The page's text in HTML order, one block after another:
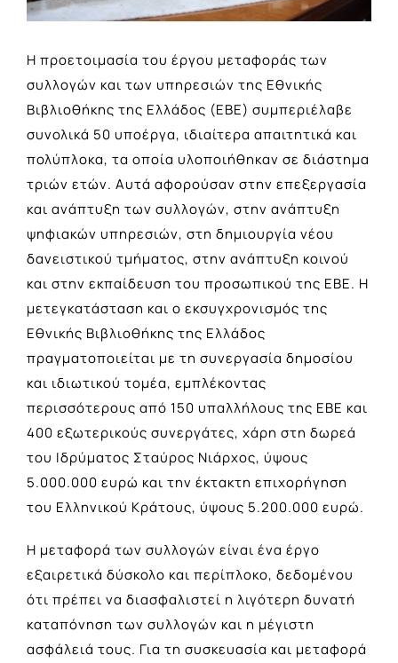
Η προετοιμασία του έργου μεταφοράς των
συλλογών και των υπηρεσιών της Εθνικής
Βιβλιοθήκης της Ελλάδος (ΕΒΕ) συμπεριέλαβε
συνολικά 50 υποέργα, ιδιαίτερα απαιτητικά και
πολύπλοκα, τα οποία υλοποιήθηκαν σε διάστημα
τριών ετών. Αυτά αφορούσαν στην επεξεργασία
και ανάπτυξη των συλλογών, στην ανάπτυξη
ψηφιακών υπηρεσιών, στη δημιουργία νέου
δανειστικού τμήματος, στην ανάπτυξη κοινού
και στην εκπαίδευση του προσωπικού της ΕΒΕ. Η
μετεγκατάσταση και ο εκσυγχρονισμός της
Εθνικής Βιβλιοθήκης της Ελλάδος
πραγματοποιείται με τη συνεργασία δημοσίου
και ιδιωτικού τομέα, εμπλέκοντας
περισσότερους από 150 υπαλλήλους της ΕΒΕ και
400 εξωτερικούς συνεργάτες, χάρη στη δωρεά
του Ιδρύματος Σταύρος Νιάρχος, ύψους
5.000.000 ευρώ και την έκτακτη επιχορήγηση
του Ελληνικού Κράτους, ύψους 5.200.000 ευρώ.
Η μεταφορά των συλλογών είναι ένα έργο
εξαιρετικά δύσκολο και περίπλοκο, δεδομένου
ότι πρέπει να διασφαλιστεί η λιγότερη δυνατή
καταπόνηση των συλλογών και η μέγιστη
ασφάλειά τους. Για τη συσκευασία και μεταφορά